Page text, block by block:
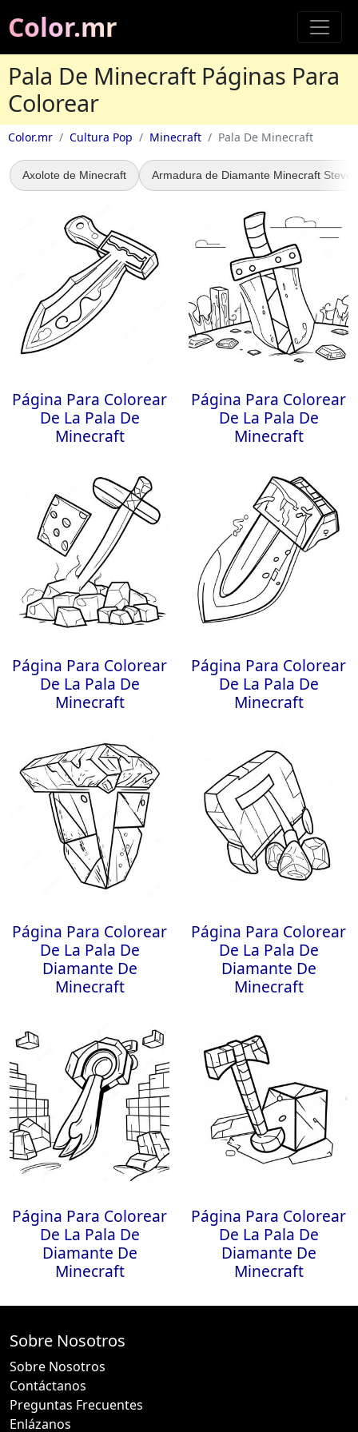
Color.mr
Pala De Minecraft Páginas Para
Colorear
Color.mr Cultura Pop Minecraft Pala De Minecraft
Axolote de Minecraft Armadura de Diamante Minecraft Steve
Página Para Colorear
De La Pala De
Minecraft
Página Para Colorear
De La Pala De
Minecraft
Página Para Colorear
De La Pala De
Minecraft
Página Para Colorear
De La Pala De
Minecraft
Página Para Colorear
De La Pala De
Diamante De
Minecraft
Página Para Colorear
De La Pala De
Diamante De
Minecraft
Página Para Colorear
De La Pala De
Diamante De
Minecraft
Página Para Colorear
De La Pala De
Diamante De
Minecraft
Sobre Nosotros
Sobre Nosotros
Contáctanos
Preguntas Frecuentes
Enlázanos